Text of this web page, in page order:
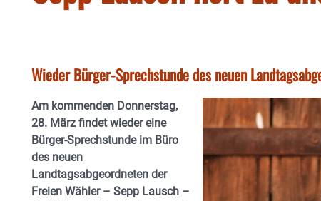
Wieder Bürger-Sprechstunde des neuen
Am kommenden Donnerstag,
28. März findet wieder eine
Bürger-Sprechstunde im Büro
des neuen
Landtagsabgeordneten der
Freien Wähler – Sepp Lausch –